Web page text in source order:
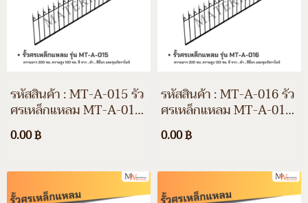
รหัสสินค้า : MT-A-015 รั้ว
ศรเหล็กแหลม MT-A-015
ความยาว 200 ซม. ความสูง
100 ซม. สีขาว สีดำ สีอื่นๆ
0.00 ฿
รหัสสินค้า : MT-A-016 รั้ว
ศรเหล็กแหลม MT-A-016
ความยาว 200 ซม. ความสูง
120 ซม. สีขาว สีดำ สีอื่นๆ
0.00 ฿